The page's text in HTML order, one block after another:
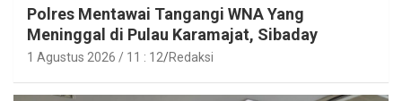
Polres Mentawai Tangangi WNA Yang
Meninggal di Pulau Karamajat, Sibaday
1 Agustus 2026 / 11 : 12 Redaksi